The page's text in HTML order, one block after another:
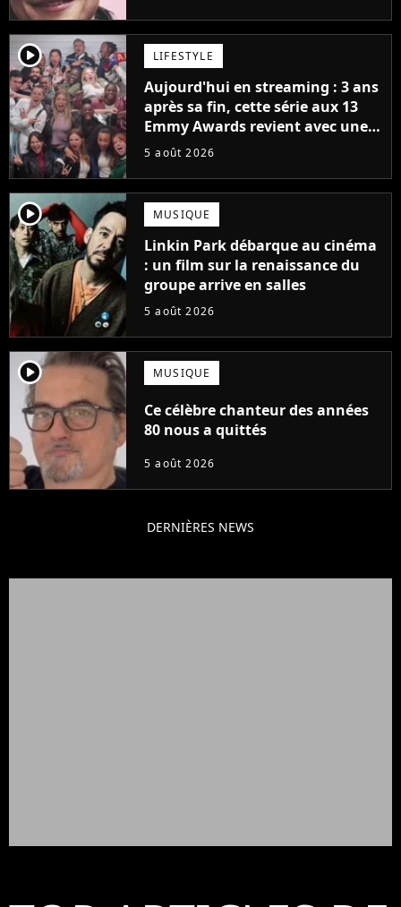
player2 LIFESTYLE
Aujourd'hui en streaming : 3 ans
après sa fin, cette série aux 13
Emmy Awards revient avec une
suite... totalement différente
5 août 2026
player2 MUSIQUE
Linkin Park débarque au cinéma
: un film sur la renaissance du
groupe arrive en salles
5 août 2026
player2 MUSIQUE
Ce célèbre chanteur des années
80 nous a quittés
5 août 2026
DERNIÈRES NEWS